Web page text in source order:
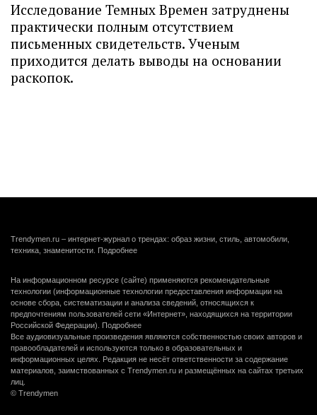
Исследование Темных Времен затруднены
практически полным отсутствием
письменных свидетельств. Ученым
приходится делать выводы на основании
раскопок.
Trendymen.ru – интернет-журнал о трендах: образ жизни, стиль, автомобили,
техника, знаменитости. Подробнее
На информационном ресурсе (сайте) применяются рекомендательные
технологии (информационные технологии предоставления информации на
основе сбора, систематизации и анализа сведений, относящихся к
предпочтениям пользователей сети «Интернет», находящихся на территории
Российской Федерации). Подробнее
Все аудиовизуальные произведения являются собственностью своих авторов и
правообладателей и используются только в образовательных и
информационных целях. Редакция не несёт ответственности за содержание
материалов, заимствованных с Trendymen.ru и размещённых на сайтах третьих
лиц.
© Trendymen